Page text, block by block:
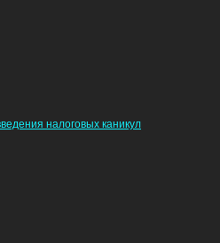
налоговых каникул